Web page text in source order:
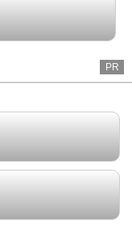
PR